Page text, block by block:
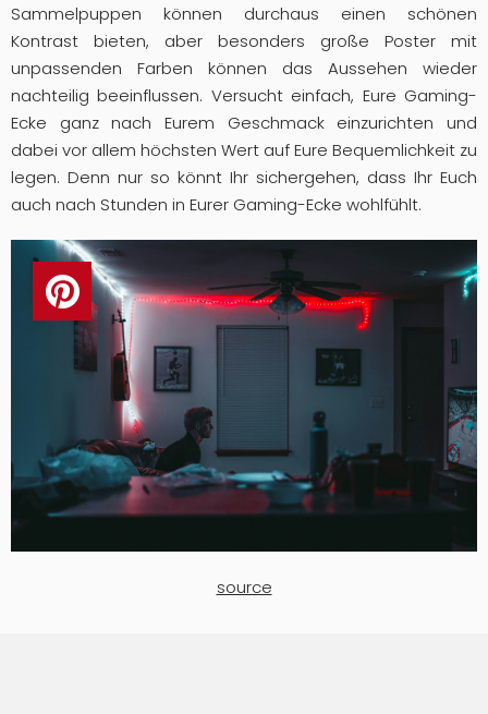
Sammelpuppen können durchaus einen schönen
Kontrast bieten, aber besonders große Poster mit
unpassenden Farben können das Aussehen wieder
nachteilig beeinflussen. Versucht einfach, Eure Gaming-
Ecke ganz nach Eurem Geschmack einzurichten und
dabei vor allem höchsten Wert auf Eure Bequemlichkeit zu
legen. Denn nur so könnt Ihr sichergehen, dass Ihr Euch
auch nach Stunden in Eurer Gaming-Ecke wohlfühlt.
source